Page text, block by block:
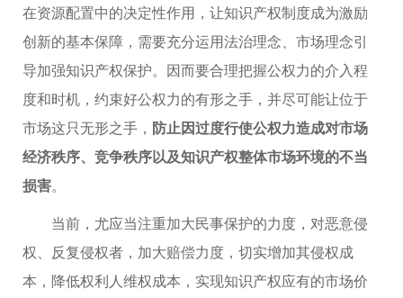
在资源配置中的决定性作用，让知识产权制度成为激励
创新的基本保障，需要充分运用法治理念、市场理念引
导加强知识产权保护。因而要合理把握公权力的介入程
度和时机，约束好公权力的有形之手，并尽可能让位于
市场这只无形之手， 防止因过度行使公权力造成对市场
经济秩序、竞争秩序以及知识产权整体市场环境的不当
损害。
当前，尤应当注重加大民事保护的力度，对恶意侵
权、反复侵权者，加大赔偿力度，切实增加其侵权成
本，降低权利人维权成本，实现知识产权应有的市场价